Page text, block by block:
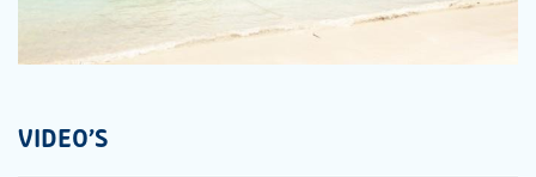
VIDEO'S